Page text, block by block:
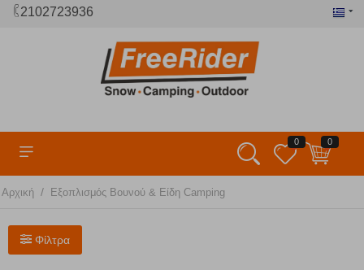
2102723936
0 0
Αρχική / Εξοπλισμός Βουνού & Είδη Camping
Φίλτρα